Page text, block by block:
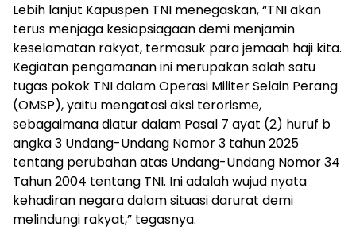
Lebih lanjut Kapuspen TNI menegaskan, “TNI akan
terus menjaga kesiapsiagaan demi menjamin
keselamatan rakyat, termasuk para jemaah haji kita.
Kegiatan pengamanan ini merupakan salah satu
tugas pokok TNI dalam Operasi Militer Selain Perang
(OMSP), yaitu mengatasi aksi terorisme,
sebagaimana diatur dalam Pasal 7 ayat (2) huruf b
angka 3 Undang-Undang Nomor 3 tahun 2025
tentang perubahan atas Undang-Undang Nomor 34
Tahun 2004 tentang TNI. Ini adalah wujud nyata
kehadiran negara dalam situasi darurat demi
melindungi rakyat,” tegasnya.